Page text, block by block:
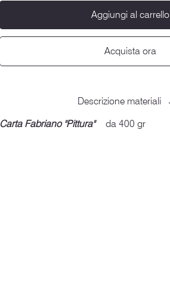
Aggiungi al carrello
Acquista ora
Descrizione materiali
Carta Fabriano ''Pittura''
da 400 gr